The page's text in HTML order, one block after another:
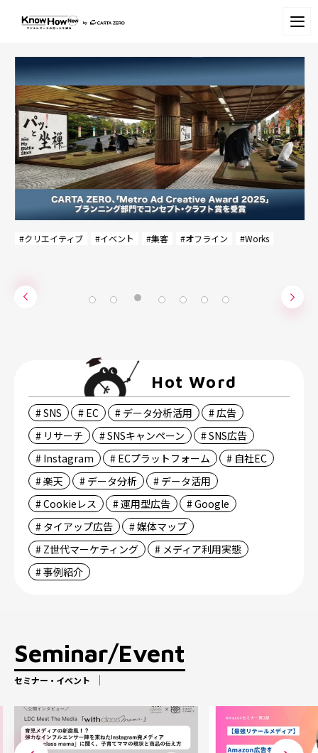
#クリエイティブ #イベント #集客 #オフライン #Works
Hot Word
# SNS # EC # データ分析活用
# 広告
# リサーチ
# SNSキャンペーン
# SNS広告
# Instagram
# ECプラットフォーム
# 自社EC
# 楽天
# データ分析
# データ活用
# Cookieレス
# 運用型広告
# Google
# タイアップ広告
# 媒体マップ
# Z世代マーケティング
# メディア利用実態
# 事例紹介
Seminar/Event
セミナー・イベント